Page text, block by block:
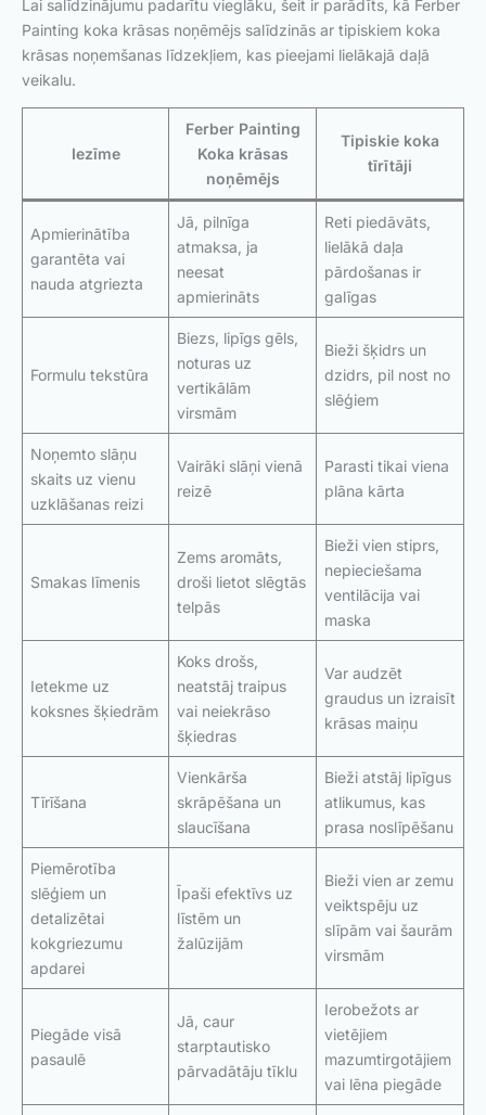
Lai salīdzinājumu padarītu vieglāku, šeit ir parādīts, kā Ferber
Painting koka krāsas noņēmējs salīdzinās ar tipiskiem koka
krāsas noņemšanas līdzekļiem, kas pieejami lielākajā daļā
veikalu.
Iezīme
Ferber Painting
Koka krāsas
noņēmējs
Tipiskie koka
tīrītāji
Apmierinātība
garantēta vai
nauda atgriezta
Jā, pilnīga
atmaksa, ja
neesat
apmierināts
Reti piedāvāts,
lielākā daļa
pārdošanas ir
galīgas
Formulu tekstūra
Biezs, lipīgs gēls,
noturas uz
vertikālām
virsmām
Bieži šķidrs un
dzidrs, pil nost no
slēģiem
Noņemto slāņu
skaits uz vienu
uzklāšanas reizi
Vairāki slāņi vienā
reizē
Parasti tikai viena
plāna kārta
Smakas līmenis
Zems aromāts,
droši lietot slēgtās
telpās
Bieži vien stiprs,
nepieciešama
ventilācija vai
maska
Ietekme uz
koksnes šķiedrām
Koks drošs,
neatstāj traipus
vai neiekrāso
šķiedras
Var audzēt
graudus un izraisīt
krāsas maiņu
Tīrīšana
Vienkārša
skrāpēšana un
slaucīšana
Bieži atstāj lipīgus
atlikumus, kas
prasa noslīpēšanu
Piemērotība
slēģiem un
detalizētai
kokgriezumu
apdarei
Īpaši efektīvs uz
līstēm un
žalūzijām
Bieži vien ar zemu
veiktspēju uz
slīpām vai šaurām
virsmām
Piegāde visā
pasaulē
Jā, caur
starptautisko
pārvadātāju tīklu
Ierobežots ar
vietējiem
mazumtirgotājiem
vai lēna piegāde